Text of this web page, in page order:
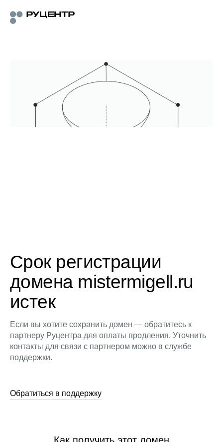
Срок регистрации
домена mistermigell.ru
истек
Если вы хотите сохранить домен — обратитесь к
партнеру Руцентра для оплаты продления. Уточнить
контакты для связи с партнером можно в службе
поддержки.
Обратиться в поддержку